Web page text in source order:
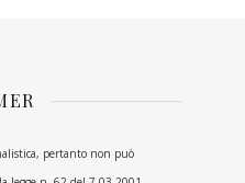
pertanto non può